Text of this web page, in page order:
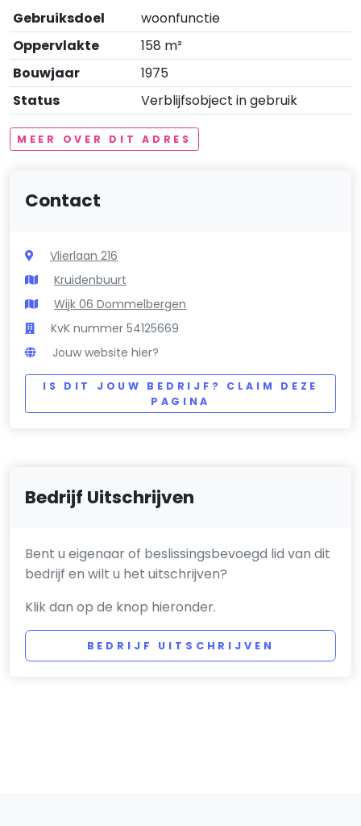
Gebruiksdoel
woonfunctie
Oppervlakte
158 m²
Bouwjaar
1975
Status
Verblijfsobject in gebruik
MEER OVER DIT ADRES
Contact
Vlierlaan 216
Kruidenbuurt
Wijk 06 Dommelbergen
KvK nummer 54125669
Jouw website hier?
IS DIT JOUW BEDRIJF? CLAIM DEZE
PAGINA
Bedrijf Uitschrijven
Bent u eigenaar of beslissingsbevoegd lid van dit
bedrijf en wilt u het uitschrijven?
Klik dan op de knop hieronder.
BEDRIJF UITSCHRIJVEN